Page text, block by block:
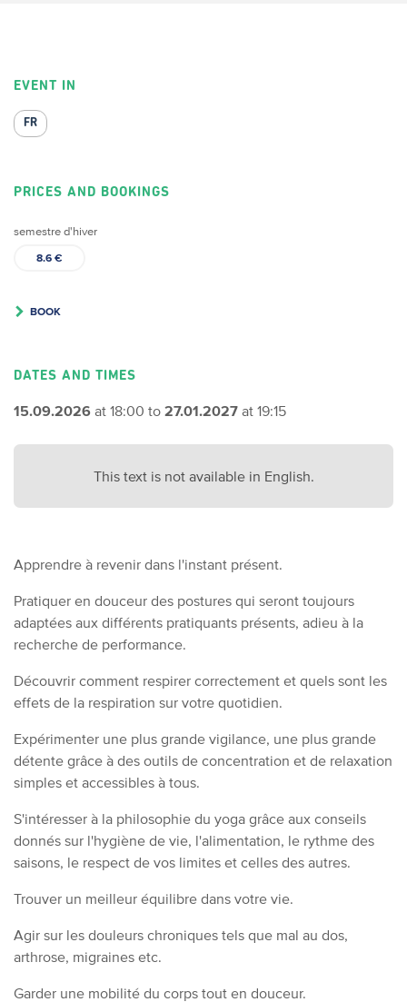
EVENT IN
FR
PRICES AND BOOKINGS
8.6 €
semestre d'hiver
BOOK
DATES AND TIMES
15.09.2026 at 18:00 to 27.01.2027 at 19:15
This text is not available in English.
Apprendre à revenir dans l'instant présent.
Pratiquer en douceur des postures qui seront toujours
adaptées aux différents pratiquants présents, adieu à la
recherche de performance.
Découvrir comment respirer correctement et quels sont les
effets de la respiration sur votre quotidien.
Expérimenter une plus grande vigilance, une plus grande
détente grâce à des outils de concentration et de relaxation
simples et accessibles à tous.
S'intéresser à la philosophie du yoga grâce aux conseils
donnés sur l'hygiène de vie, l'alimentation, le rythme des
saisons, le respect de vos limites et celles des autres.
Trouver un meilleur équilibre dans votre vie.
Agir sur les douleurs chroniques tels que mal au dos,
arthrose, migraines etc.
Garder une mobilité du corps tout en douceur.